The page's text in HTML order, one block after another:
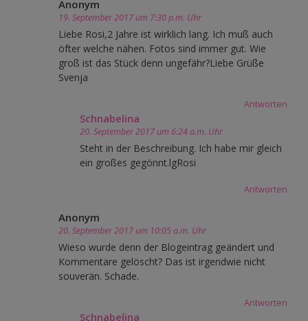
Anonym
19. September 2017 um 7:30 p.m. Uhr
Liebe Rosi,2 Jahre ist wirklich lang. Ich muß auch
öfter welche nähen. Fotos sind immer gut. Wie
groß ist das Stück denn ungefähr?Liebe Grüße
Svenja
Antworten
Schnabelina
20. September 2017 um 6:24 a.m. Uhr
Steht in der Beschreibung. Ich habe mir gleich
ein großes gegönnt.lgRosi
Antworten
Anonym
20. September 2017 um 10:05 a.m. Uhr
Wieso wurde denn der Blogeintrag geändert und
Kommentare gelöscht? Das ist irgendwie nicht
souverän. Schade.
Antworten
Schnabelina